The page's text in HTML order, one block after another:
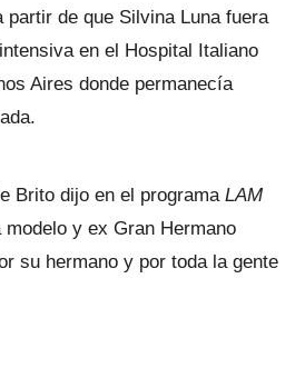
partir de que Silvina Luna fuera
en el Hospital Italiano
Aires donde permanecía
Brito dijo en el programa LAM
y ex Gran Hermano
su hermano y por toda la gente